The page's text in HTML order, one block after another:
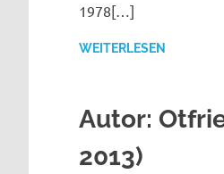
1978[…]
WEITERLESEN
Autor:
2013)